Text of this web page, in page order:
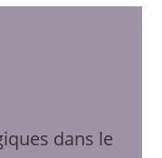
dans le